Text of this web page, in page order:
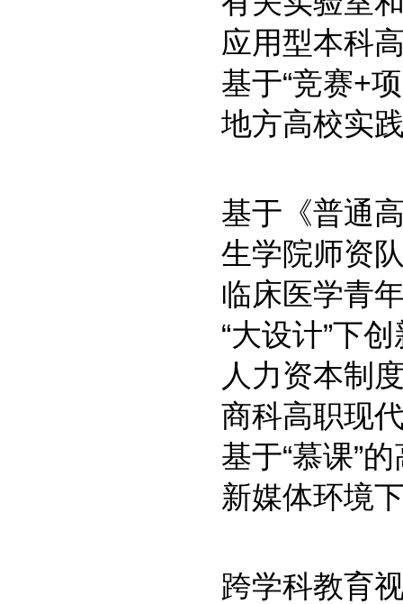
应用型本科
基于“竞赛+
地方高校实
基于《普通
生学院师资
临床医学青
“大设计”下
人力资本制
商科高职现
基于“慕课”
新媒体环境
跨学科教育